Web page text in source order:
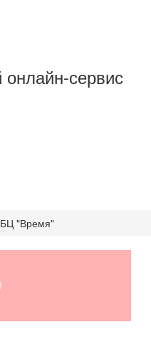
сервис
"Время"